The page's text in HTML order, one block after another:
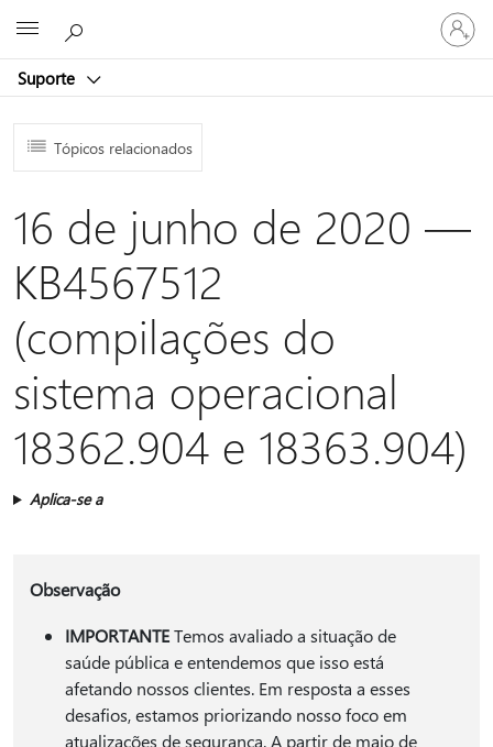
Suporte
Entre
em
sua
Tópicos relacionados
16 de junho de 2020 —
KB4567512
(compilações do
sistema operacional
18362.904 e 18363.904)
Aplica-se a
Observação
IMPORTANTETemos avaliado a situação de
saúde pública e entendemos que isso está
afetando nossos clientes. Em resposta a esses
desafios, estamos priorizando nosso foco em
atualizações de segurança. A partir de maio de